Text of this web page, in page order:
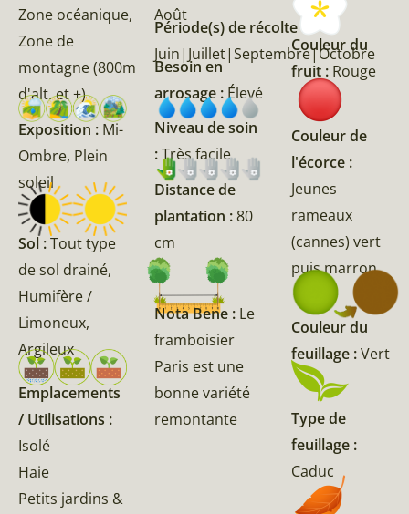
Zone océanique,
Zone de
montagne (800m
d'alt. et +)
Exposition : Mi-
Ombre, Plein
soleil
Sol :Tout type
de sol drainé,
Humifère /
Limoneux,
Argileux
Emplacements
/ Utilisations :
Isolé
Haie
Petits jardins &
Août
Période(s) de récolte :
Juin|Juillet|Septembre|Octobre
Besoin en
arrosage :Élevé
Niveau de soin
:Très facile
Distance de
plantation :80
cm
Nota Bene : Le
framboisier
Paris est une
bonne variété
remontante
Couleur du
fruit : Rouge
Couleur de
l'écorce :
Jeunes
rameaux
(cannes) vert
puis marron
Couleur du
feuillage :Vert
Type de
feuillage :
Caduc